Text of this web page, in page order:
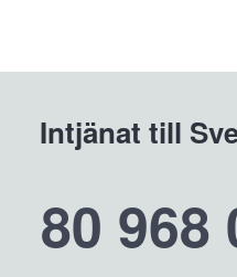
Intjänat till
80 968